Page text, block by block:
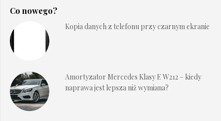
Co nowego?
Kopia danych z telefonu przy czarnym ekranie
Amortyzator Mercedes Klasy E W212 – kiedy
naprawa jest lepsza niż wymiana?